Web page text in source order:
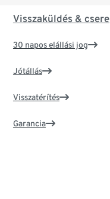
Visszaküldés & csere
30 napos elállási jog
Jótállás
Visszatérítés
Garancia